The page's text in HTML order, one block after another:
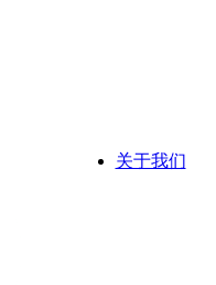
关于我们